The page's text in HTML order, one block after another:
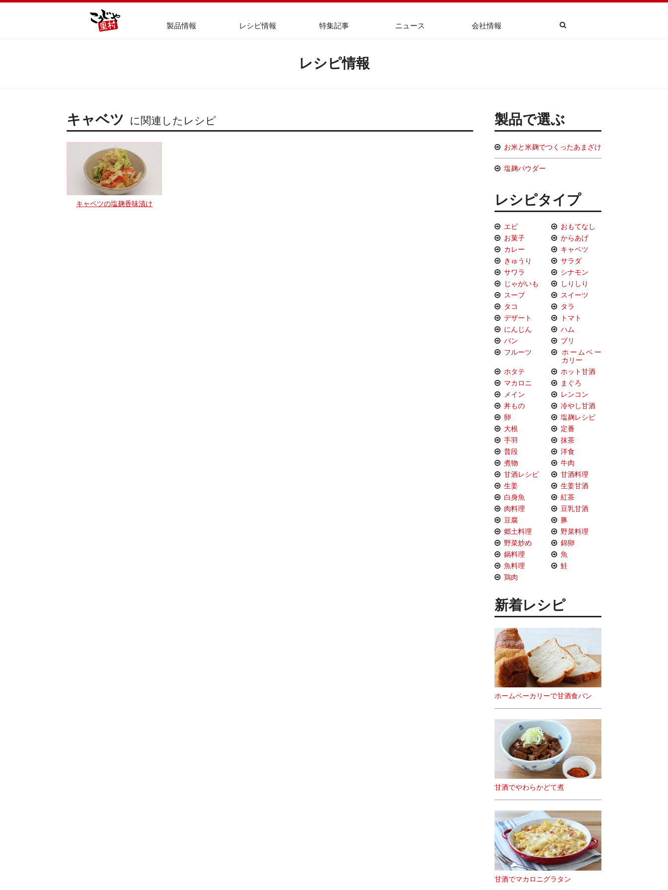
製品情報 レシピ情報 特集記事 ニュース 会社情報
レシピ情報
キャベツ に関連したレシピ
キャベツの塩麹香味漬け
製品で選ぶ
お米と米麹でつくったあまざけ
塩麹パウダー
レシピタイプ
エビ
おもてなし
お菓子
からあげ
カレー
キャベツ
きゅうり
サラダ
サワラ
シナモン
じゃがいも
しりしり
スープ
スイーツ
タコ
タラ
デザート
トマト
にんじん
ハム
パン
ブリ
フルーツ
ホームベー
カリー
ホタテ
ホット甘酒
マカロニ
まぐろ
メイン
レンコン
丼もの
冷やし甘酒
卵
塩麹レシピ
大根
定番
手羽
抹茶
普段
洋食
煮物
牛肉
甘酒レシピ
甘酒料理
生姜
生姜甘酒
白身魚
紅茶
肉料理
豆乳甘酒
豆腐
豚
郷土料理
野菜料理
野菜炒め
錦卵
鍋料理
魚
魚料理
鮭
鶏肉
新着レシピ
ホームベーカリーで甘酒食パン
甘酒でやわらかどて煮
甘酒でマカロニグラタン